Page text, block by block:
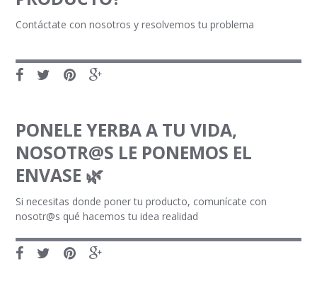
Contáctate con nosotros y resolvemos tu problema
PONELE YERBA A TU VIDA,
NOSOTR@S LE PONEMOS EL
ENVASE 🌿
Si necesitas donde poner tu producto, comunícate con
nosotr@s qué hacemos tu idea realidad